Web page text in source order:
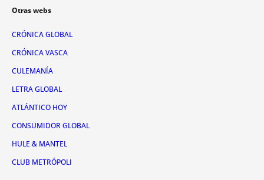
Otras webs
CRÓNICA GLOBAL
CRÓNICA VASCA
CULEMANÍA
LETRA GLOBAL
ATLÁNTICO HOY
CONSUMIDOR GLOBAL
HULE & MANTEL
CLUB METRÓPOLI